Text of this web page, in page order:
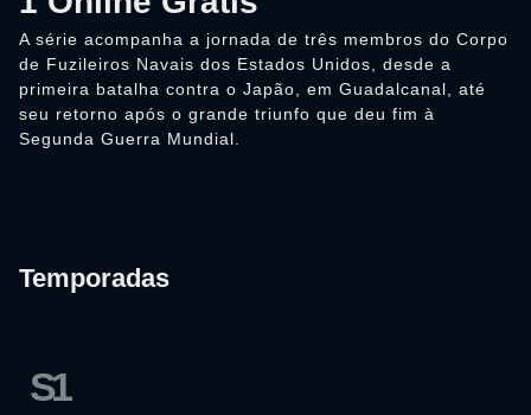
A série acompanha a jornada de três membros do Corpo
de Fuzileiros Navais dos Estados Unidos, desde a
primeira batalha contra o Japão, em Guadalcanal, até
seu retorno após o grande triunfo que deu fim à
Segunda Guerra Mundial.
Temporadas
S1